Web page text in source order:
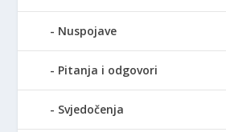
Nuspojave
Pitanja i odgovori
Svjedočenja